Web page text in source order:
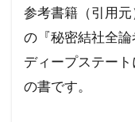
参考書籍（引用
の『秘密結社全論
ディープステー
の書です。
アルツハイマー
アメリカ合衆国